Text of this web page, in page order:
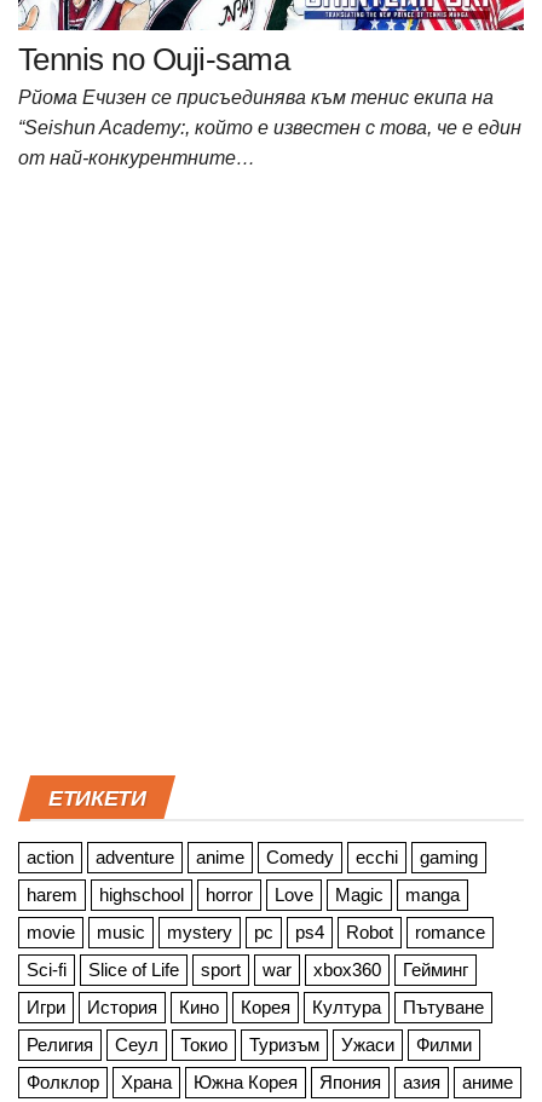
Tennis no Ouji-sama
Рйома Ечизен се присъединява към тенис екипа на
“Seishun Academy:, който е известен с това, че е един
от най-конкурентните…
ЕТИКЕТИ
action adventure anime Comedy ecchi
gaming
harem
highschool horror Love Magic
manga
movie
music mystery pc ps4 Robot
romance
Sci-fi
Slice of Life sport war xbox360
Гейминг
Игри
История Кино Корея Култура
Пътуване
Религия
Сеул Токио Туризъм Ужаси
Филми
Фолклор
Храна Южна Корея Япония азия аниме